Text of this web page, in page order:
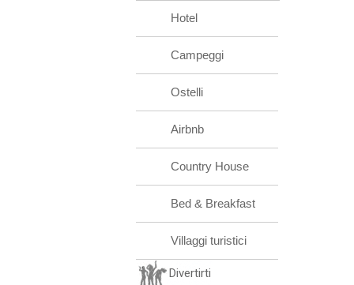
Hotel
Campeggi
Ostelli
Airbnb
Country House
Bed & Breakfast
Villaggi turistici
Divertirti